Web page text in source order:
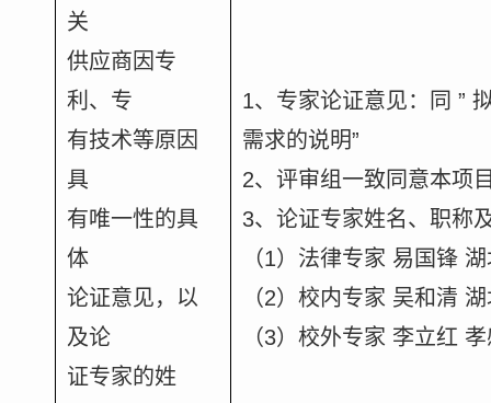
关
供应商因专
利、专
有技术等原因
具
有唯一性的具
体
论证意见，以
及论
证专家的姓
1、专家论证意见：同 ”
需求的说明”
2、评审组一致同意本项
3、论证专家姓名、职称
（1）法律专家 易国锋
（2）校内专家 吴和清
（3）校外专家 李立红